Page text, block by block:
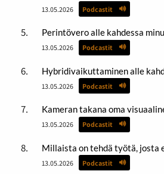
13.05.2026 Podcastit
Perintövero alle kahdessa
13.05.2026 Podcastit
Hybridivaikuttaminen alle
13.05.2026 Podcastit
Kameran takana oma
13.05.2026 Podcastit
Millaista on tehdä työtä, josta
13.05.2026 Podcastit